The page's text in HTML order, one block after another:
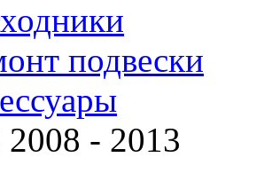
подвески
2008 - 2013